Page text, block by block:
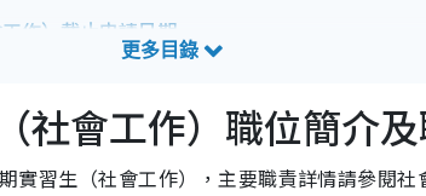
作）截止申請日期
社會工作）職位簡介
實習生（社會工作），主要職責詳情請參閱社